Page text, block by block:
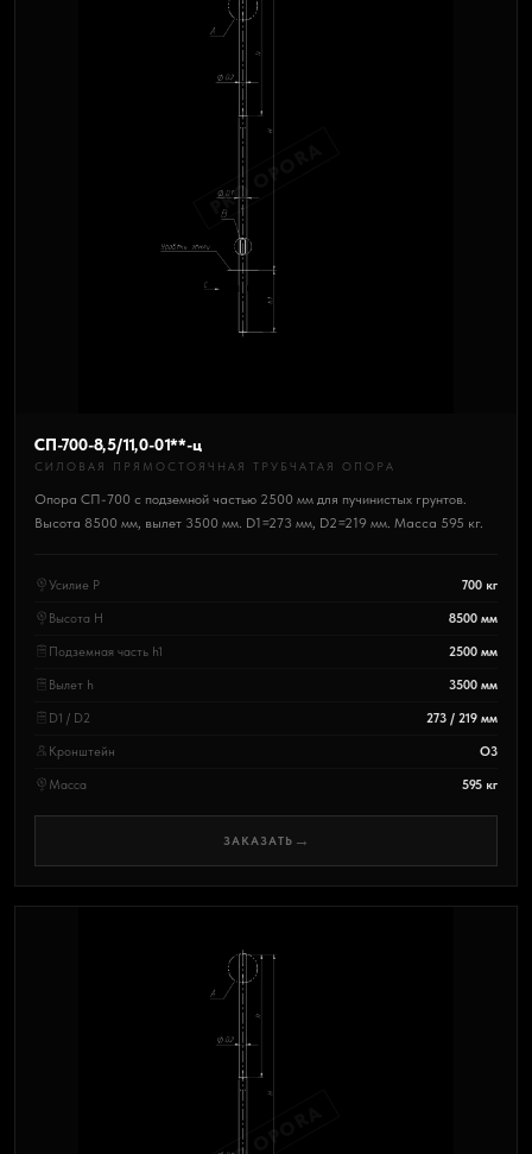
PRO OPORA
СП-700-8,5/11,0-01**-ц
СИЛОВАЯ ПРЯМОСТОЯЧНАЯ ТРУБЧАТАЯ ОПОРА
Опора СП-700 с подземной частью 2500 мм для пучинистых грунтов.
Высота 8500 мм, вылет 3500 мм. D1=273 мм, D2=219 мм. Масса 595 кг.
Усилие P 700 кг
Высота H 8500 мм
Подземная часть h1 2500 мм
Вылет h 3500 мм
D1 / D2 273 / 219 мм
Кронштейн О3
Масса 595 кг
ЗАКАЗАТЬ →